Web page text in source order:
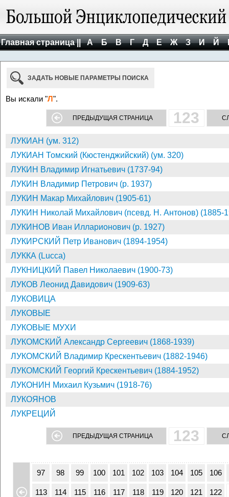
Главная страница || А Б В Г Д Е Ж З И Й
ЗАДАТЬ НОВЫЕ ПАРАМЕТРЫ ПОИСКА
Вы искали "Л".
ПРЕДЫДУЩАЯ СТРАНИЦА 123
ЛУКИАН (ум. 312)
ЛУКИАН Томский (Кюстенджийский) (ум. 320)
ЛУКИН Владимир Игнатьевич (1737-94)
ЛУКИН Владимир Петрович (р. 1937)
ЛУКИН Макар Михайлович (1905-61)
ЛУКИН Николай Михайлович (псевд. Н. Антонов) (1885-
ЛУКИНОВ Иван Илларионович (р. 1927)
ЛУКИРСКИЙ Петр Иванович (1894-1954)
ЛУККА (Lucca)
ЛУКНИЦКИЙ Павел Николаевич (1900-73)
ЛУКОВ Леонид Давидович (1909-63)
ЛУКОВИЦА
ЛУКОВЫЕ
ЛУКОВЫЕ МУХИ
ЛУКОМСКИЙ Александр Сергеевич (1868-1939)
ЛУКОМСКИЙ Владимир Крескентьевич (1882-1946)
ЛУКОМСКИЙ Георгий Крескентьевич (1884-1952)
ЛУКОНИН Михаил Кузьмич (1918-76)
ЛУКОЯНОВ
ЛУКРЕЦИЙ
ПРЕДЫДУЩАЯ СТРАНИЦА 123
80
97 98 99 100 101 102 103 104 105 106
113 114 115 116 117 118 119 120 121 122